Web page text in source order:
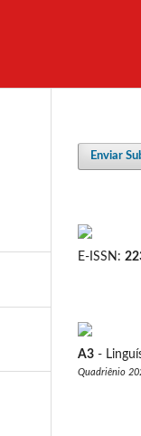
Enviar
E-ISSN:
A3 -
Quadriênio